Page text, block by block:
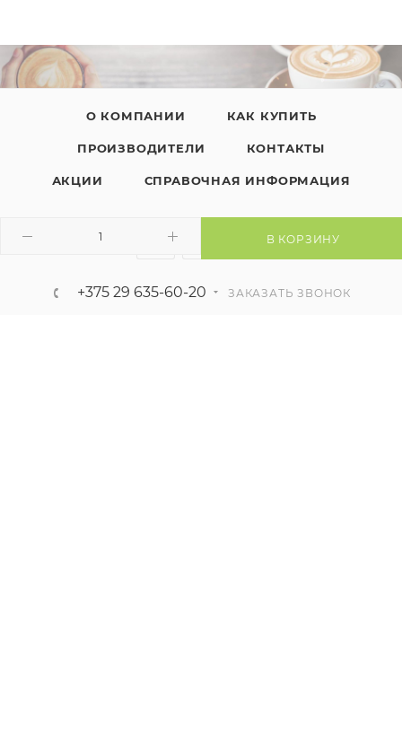
В КОРЗИНУ
О КОМПАНИИ КАК КУПИТЬ
ПРОИЗВОДИТЕЛИ КОНТАКТЫ
АКЦИИ СПРАВОЧНАЯ ИНФОРМАЦИЯ
+375 29 635-60-20 ЗАКАЗАТЬ ЗВОНОК